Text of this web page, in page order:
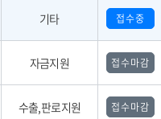
기타 접수중
자금지원 접수마감
수출,판로지원 접수마감